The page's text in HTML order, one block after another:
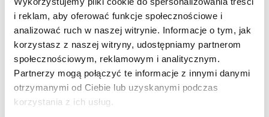
i reklam, aby oferować funkcje społecznościowe i
analizować ruch w naszej witrynie. Informacje o tym, jak
korzystasz z naszej witryny, udostępniamy partnerom
społecznościowym, reklamowym i analitycznym.
Partnerzy mogą połączyć te informacje z innymi danymi
otrzymanymi od Ciebie lub uzyskanymi podczas
korzystania z ich usług.
wypożyczalnię partnerską. Zapoznaj się z jej
regulaminem wypożyczeń.
Regulamin wypożyczalni
KAUCJA
350 zł gotówką w dniu wypożyczenia